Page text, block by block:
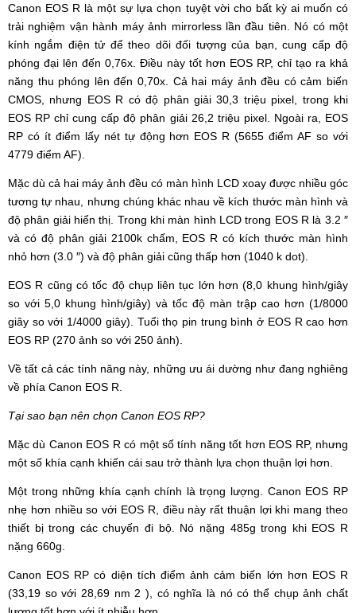
Canon EOS R là một sự lựa chọn tuyệt vời cho bất kỳ ai muốn có
trải nghiệm vận hành máy ảnh mirrorless lần đầu tiên. Nó có một
kính ngắm điện tử để theo dõi đối tượng của bạn, cung cấp độ
phóng đại lên đến 0,76x. Điều này tốt hơn EOS RP, chỉ tạo ra khả
năng thu phóng lên đến 0,70x. Cả hai máy ảnh đều có cảm biến
CMOS, nhưng EOS R có độ phân giải 30,3 triệu pixel, trong khi
EOS RP chỉ cung cấp độ phân giải 26,2 triệu pixel. Ngoài ra, EOS
RP có ít điểm lấy nét tự động hơn EOS R (5655 điểm AF so với
4779 điểm AF).
Mặc dù cả hai máy ảnh đều có màn hình LCD xoay được nhiều góc
tương tự nhau, nhưng chúng khác nhau về kích thước màn hình và
độ phân giải hiển thị. Trong khi màn hình LCD trong EOS R là 3.2 ″
và có độ phân giải 2100k chấm, EOS R có kích thước màn hình
nhỏ hơn (3.0 ″) và độ phân giải cũng thấp hơn (1040 k dot).
EOS R cũng có tốc độ chụp liên tục lớn hơn (8,0 khung hình/giây
so với 5,0 khung hình/giây) và tốc độ màn trập cao hơn (1/8000
giây so với 1/4000 giây). Tuổi thọ pin trung bình ở EOS R cao hơn
EOS RP (270 ảnh so với 250 ảnh).
Về tất cả các tính năng này, những ưu ái dường như đang nghiêng
về phía Canon EOS R.
Tại sao bạn nên chọn Canon EOS RP?
Mặc dù Canon EOS R có một số tính năng tốt hơn EOS RP, nhưng
một số khía cạnh khiến cái sau trở thành lựa chọn thuận lợi hơn.
Một trong những khía cạnh chính là trọng lượng. Canon EOS RP
nhẹ hơn nhiều so với EOS R, điều này rất thuận lợi khi mang theo
thiết bị trong các chuyến đi bộ. Nó nặng 485g trong khi EOS R
nặng 660g.
Canon EOS RP có diện tích điểm ảnh cảm biến lớn hơn EOS R
(33,19 so với 28,69 nm 2 ), có nghĩa là nó có thể chụp ảnh chất